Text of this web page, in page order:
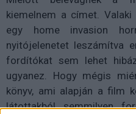
kiemelnem a címet.
egy home invasion
nyitójelenetet leszámítva
fordítókat sem lehet
ugyanez. Hogy mégis
könyv, ami alapján a film
látottakból semmilyen